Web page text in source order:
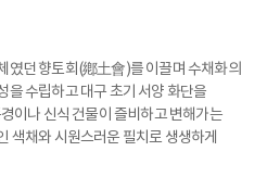
였던 향토회(鄕土會)를 이끌며 수채화의
을 수립하고 대구 초기 서양 화단을
이나 신식 건물이 즐비하고 변해가는
색채와 시원스러운 필치로 생생하게